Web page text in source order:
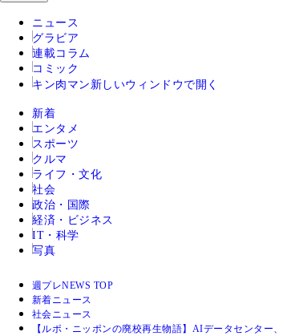
ニュース
グラビア
連載コラム
コミック
キン肉マン 新しいウィンドウで開く
新着
エンタメ
スポーツ
クルマ
ライフ・文化
社会
政治・国際
経済・ビジネス
IT・科学
写真
週プレNEWS TOP
新着ニュース
社会ニュース
【ルポ・ニッポンの廃校再生物語】AIデータセンタ